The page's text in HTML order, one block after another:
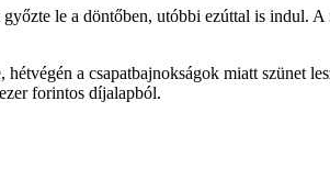
le a döntőben, utóbbi ezúttal is indul.
a csapatbajnokságok miatt szünet
forintos díjalapból.